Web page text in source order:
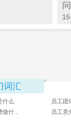
词汇
什么 员工团
做什... 员工意